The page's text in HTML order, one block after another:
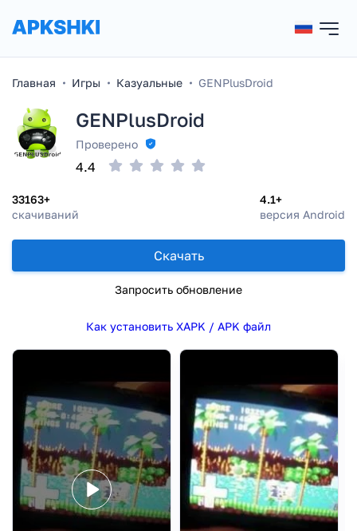
Главная Игры Казуальные GENPlusDroid
GENPlusDroid
Проверено
33163+
скачиваний
4.1+
версия Android
4.4
Скачать
Запросить обновление
Как установить XAPK / APK файл